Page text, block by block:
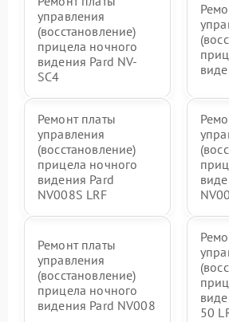
управления
(восстановление)
прицела ночного
видения Pard NV-
SC4
Ремонт платы
управления
(восстановление)
прицела ночного
видения Pard
NV008S LRF
Ремонт платы
управления
(восстановление)
прицела ночного
видения Pard NV008
50